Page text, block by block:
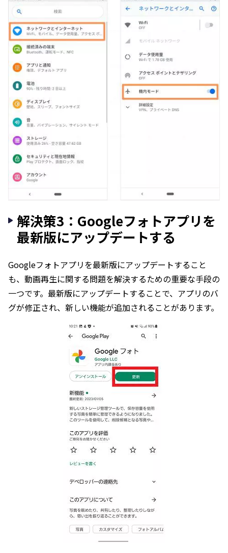
解決策3：Googleフォトアプリを
最新版にアップデートする
Googleフォトアプリを最新版にアップデートすること
も、動画再生に関する問題を解決するための重要な手段の
一つです。最新版にアップデートすることで、アプリのバ
グが修正され、新しい機能が追加されることがあります。